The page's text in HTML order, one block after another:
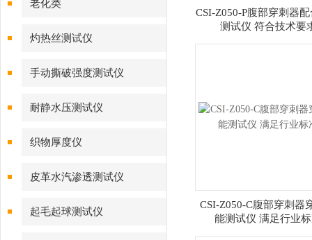
老化类
灼热丝测试仪
手动撕破强度测试仪
耐静水压测试仪
织物厚度仪
皮革水汽渗透测试仪
起毛起球测试仪
CSI-Z050-P腹部穿刺器
测试仪 符合技术要
CSI-Z050-C腹部穿刺器
能测试仪 满足行业